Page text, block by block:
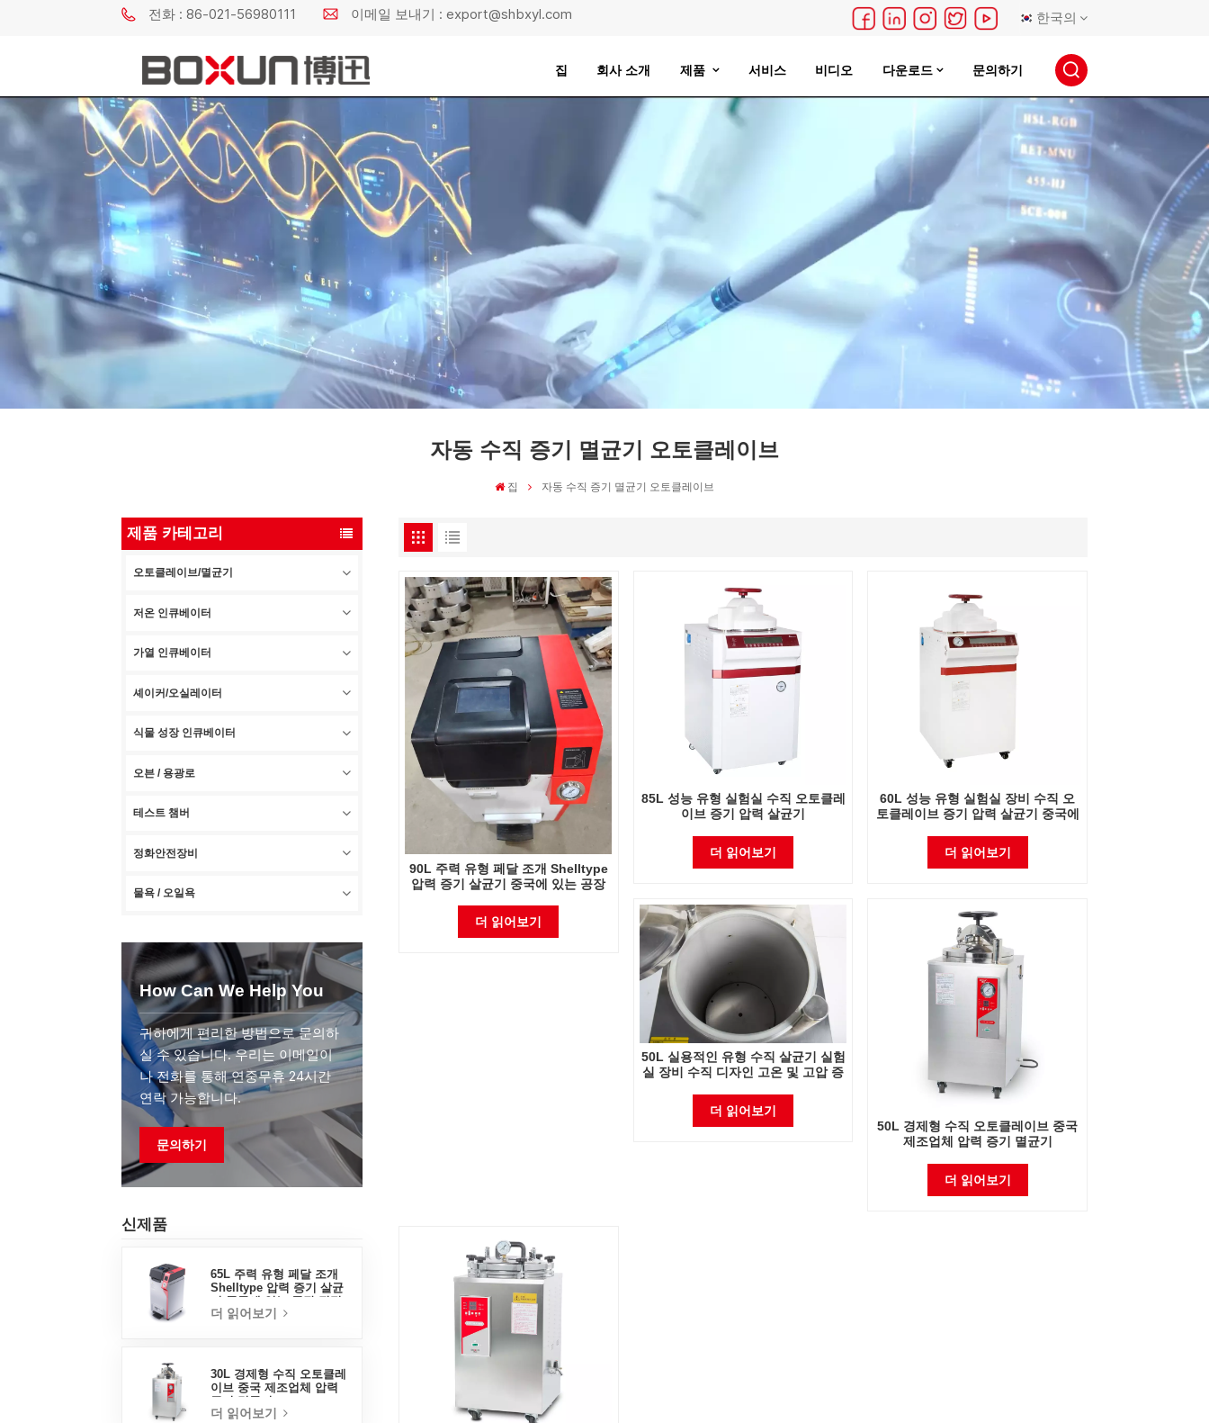
전화 : 86-021-56980111 이메일 보내기 : export@shbxyl.com 한국의
English
français
русский
español
português
日本語
집 회사 소개 제품 서비스 비디오 다운로드 문의하기
자동 수직 증기 멸균기 오토클레이브
집 자동 수직 증기 멸균기 오토클레이브
제품 카테고리
오토클레이브/멸균기
저온 인큐베이터
가열 인큐베이터
셰이커/오실레이터
식물 성장 인큐베이터
오븐 / 용광로
테스트 챔버
정화안전장비
물욕 / 오일욕
How Can We Help You
귀하에게 편리한 방법으로 문의하
실 수 있습니다. 우리는 이메일이
나 전화를 통해 연중무휴 24시간
연락 가능합니다.
문의하기
신제품
65L 주력 유형 페달 조개
Shelltype 압력 증기 살균
판매 공장
더 읽어보기
30L 경제형 수직 오토클레
이브 중국 제조업체 압력
더 읽어보기
90L 주력 유형 페달 조개 Shelltype
압력 증기 살균기 중국에 있는 공장
더 읽어보기
85L 성능 유형 실험실 수직 오토클레
이브 증기 압력 살균기
더 읽어보기
60L 성능 유형 실험실 장비 수직 오
토클레이브 증기 압력 살균기 중국에
더 읽어보기
50L 실용적인 유형 수직 살균기 실험
실 장비 수직 디자인 고온 및 고압 증
더 읽어보기
50L 경제형 수직 오토클레이브 중국
제조업체 압력 증기 멸균기
더 읽어보기